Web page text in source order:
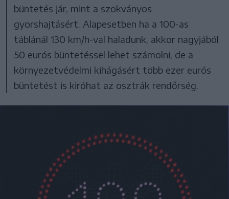
büntetés jár, mint a szokványos
gyorshajtásért. Alapesetben ha a 100-as
táblánál 130 km/h-val haladunk, akkor nagyjából
50 eurós büntetéssel lehet számolni, de a
környezetvédelmi kihágásért több ezer eurós
büntetést is kiróhat az osztrák rendőrség.